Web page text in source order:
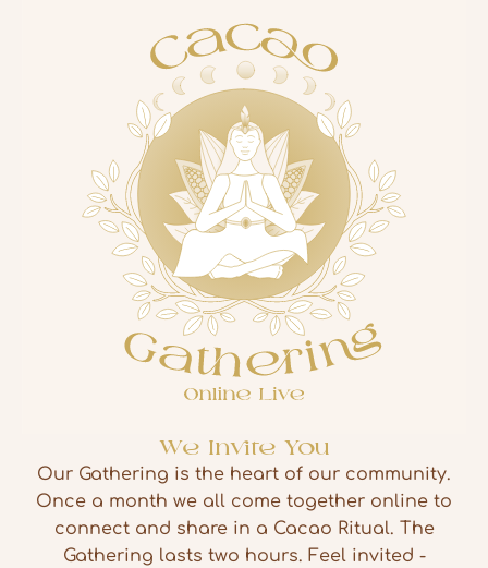
We Invite You
Our Gathering is the heart of our community.
Once a month we all come together online to
connect and share in a Cacao Ritual. The
Gathering lasts two hours. Feel invited -